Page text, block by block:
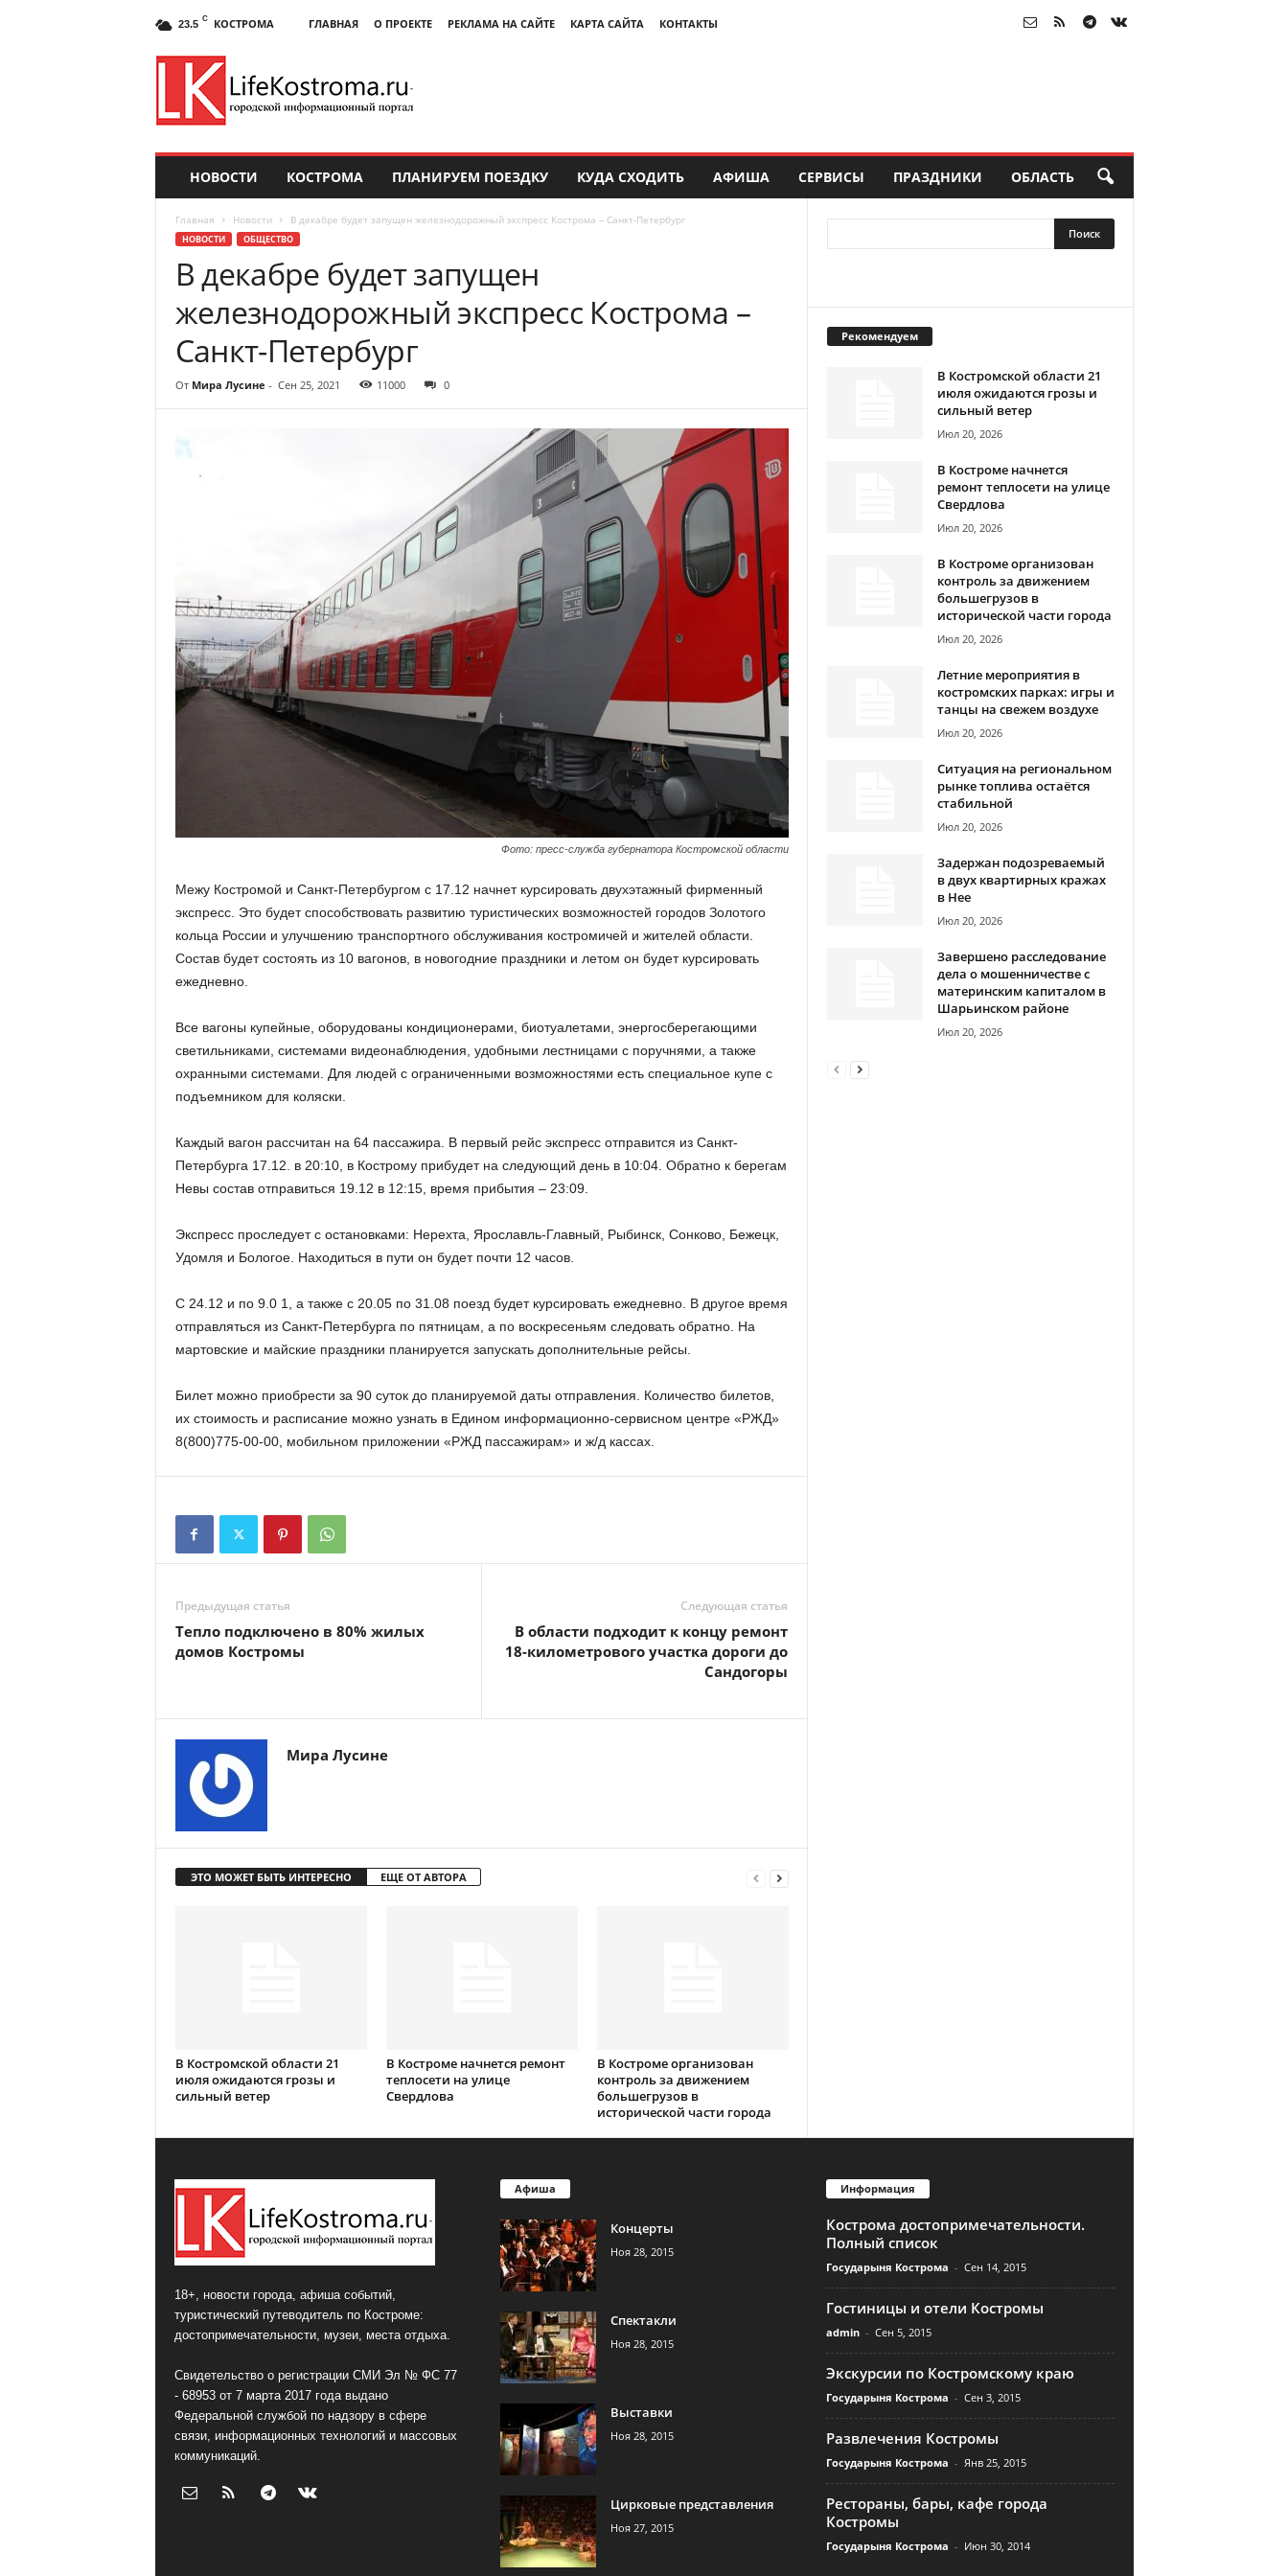
23.5 C КОСТРОМА ГЛАВНАЯ О ПРОЕКТЕ РЕКЛАМА НА САЙТЕ КАРТА САЙТА КОНТАКТЫ
НОВОСТИ КОСТРОМА ПЛАНИРУЕМ ПОЕЗДКУ КУДА СХОДИТЬ АФИША СЕРВИСЫ ПРАЗДНИКИ ОБЛАСТЬ
Главная Новости В декабре будет запущен железнодорожный экспресс Кострома – Санкт-Петербург
НОВОСТИ ОБЩЕСТВО
В декабре будет запущен
железнодорожный экспресс Кострома –
Санкт-Петербург
От Мира Лусине - Сен 25, 2021 11000 0
Фото: пресс-служба губернатора Костромской области
Межу Костромой и Санкт-Петербургом с 17.12 начнет курсировать двухэтажный фирменный
экспресс. Это будет способствовать развитию туристических возможностей городов Золотого
кольца России и улучшению транспортного обслуживания костромичей и жителей области.
Состав будет состоять из 10 вагонов, в новогодние праздники и летом он будет курсировать
ежедневно.
Все вагоны купейные, оборудованы кондиционерами, биотуалетами, энергосберегающими
светильниками, системами видеонаблюдения, удобными лестницами с поручнями, а также
охранными системами. Для людей с ограниченными возможностями есть специальное купе с
подъемником для коляски.
Каждый вагон рассчитан на 64 пассажира. В первый рейс экспресс отправится из Санкт-
Петербурга 17.12. в 20:10, в Кострому прибудет на следующий день в 10:04. Обратно к берегам
Невы состав отправиться 19.12 в 12:15, время прибытия – 23:09.
Экспресс проследует с остановками: Нерехта, Ярославль-Главный, Рыбинск, Сонково, Бежецк,
Удомля и Бологое. Находиться в пути он будет почти 12 часов.
С 24.12 и по 9.0 1, а также с 20.05 по 31.08 поезд будет курсировать ежедневно. В другое время
отправляться из Санкт-Петербурга по пятницам, а по воскресеньям следовать обратно. На
мартовские и майские праздники планируется запускать дополнительные рейсы.
Билет можно приобрести за 90 суток до планируемой даты отправления. Количество билетов,
их стоимость и расписание можно узнать в Едином информационно-сервисном центре «РЖД»
8(800)775-00-00, мобильном приложении «РЖД пассажирам» и ж/д кассах.
Предыдущая статья
Тепло подключено в 80% жилых
домов Костромы
Следующая статья
В области подходит к концу ремонт
18-километрового участка дороги до
Сандогоры
Мира Лусине
ЭТО МОЖЕТ БЫТЬ ИНТЕРЕСНО ЕЩЕ ОТ АВТОРА
В Костромской области 21
июля ожидаются грозы и
сильный ветер
В Костроме начнется ремонт
теплосети на улице
Свердлова
В Костроме организован
контроль за движением
большегрузов в
исторической части города
Рекомендуем
В Костромской области 21
июля ожидаются грозы и
сильный ветер
Июл 20, 2026
В Костроме начнется
ремонт теплосети на улице
Свердлова
Июл 20, 2026
В Костроме организован
контроль за движением
большегрузов в
исторической части города
Июл 20, 2026
Летние мероприятия в
костромских парках: игры и
танцы на свежем воздухе
Июл 20, 2026
Ситуация на региональном
рынке топлива остаётся
стабильной
Июл 20, 2026
Задержан подозреваемый
в двух квартирных кражах
в Нее
Июл 20, 2026
Завершено расследование
дела о мошенничестве с
материнским капиталом в
Шарьинском районе
Июл 20, 2026
18+, новости города, афиша событий,
туристический путеводитель по Костроме:
достопримечательности, музеи, места отдыха.
Свидетельство о регистрации СМИ Эл № ФС 77
- 68953 от 7 марта 2017 года выдано
Федеральной службой по надзору в сфере
связи, информационных технологий и массовых
коммуникаций.
Афиша
Концерты
Ноя 28, 2015
Спектакли
Ноя 28, 2015
Выставки
Ноя 28, 2015
Цирковые представления
Ноя 27, 2015
Информация
Кострома достопримечательности.
Полный список
Государыня Кострома - Сен 14, 2015
Гостиницы и отели Костромы
admin - Сен 5, 2015
Экскурсии по Костромскому краю
Государыня Кострома - Сен 3, 2015
Развлечения Костромы
Государыня Кострома - Янв 25, 2015
Рестораны, бары, кафе города
Костромы
Государыня Кострома - Июн 30, 2014